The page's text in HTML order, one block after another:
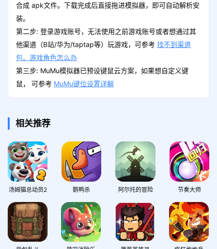
合成 apk文件。下载完成后直接拖进模拟器，即可自动解析安
装。
第二步: 登录游戏账号，无法使用之前游戏账号或者想通过其
他渠道（B站/华为/taptap等）玩游戏，可参考 找不到渠道
包、游戏角色怎么办
第三步: MuMu模拟器已预设键鼠云方案，如果想自定义键
鼠， 可参考 MuMu键位设置详解
相关推荐
汤姆猫总动员2 鹅鸭杀 阿尔托的冒险 节奏大师